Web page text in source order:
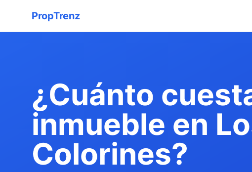
PropTrenz
¿Cuánto
inmueble en
Colorines?